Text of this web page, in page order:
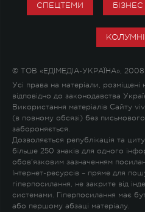
СПЕЦТЕМИ БІЗНЕС
© ТОВ «ЕДІМЕДІА-УКРАЇНА»,
Усі права на матеріали,
відповідно до законодавства
Використання матеріалів Сайту
(в повному обсязі) без
забороняється.
Дозволяється републікація та
більше 250 знаків для одного
обов'язковим зазначенням
Інтернет-ресурсів – пряме для
гіперпосилання, не закрите від
системами. Гіперпосилання має
або першому абзаці матеріалу.